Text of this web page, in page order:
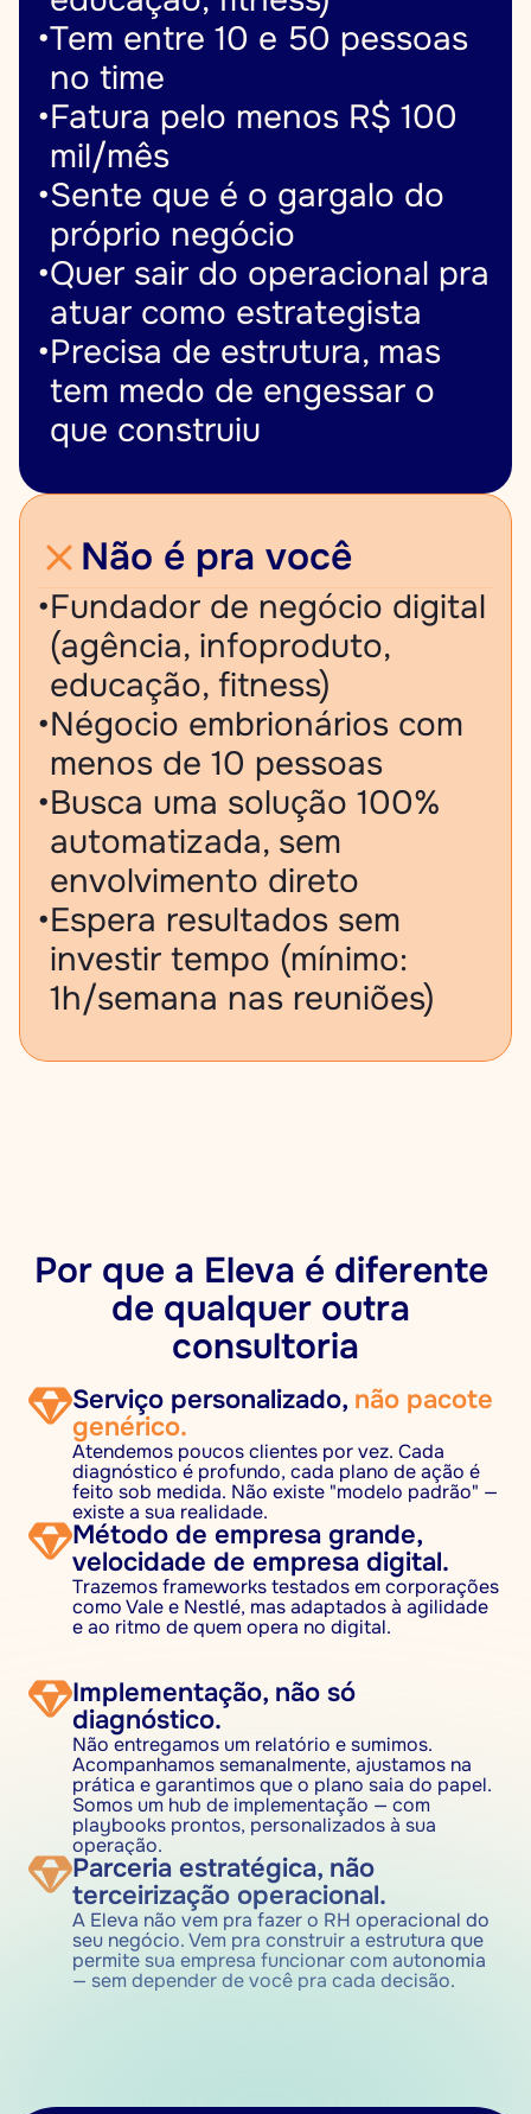
•Tem entre 10 e 50 pessoas
no time
•Fatura pelo menos R$ 100
mil/mês
•Sente que é o gargalo do
próprio negócio
•Quer sair do operacional pra
atuar como estrategista
•Precisa de estrutura, mas
tem medo de engessar o
que construiu
Não é pra você
•Fundador de negócio digital
(agência, infoproduto,
educação, fitness)
•Négocio embrionários com
menos de 10 pessoas
•Busca uma solução 100%
automatizada, sem
envolvimento direto
•Espera resultados sem
investir tempo (mínimo:
1h/semana nas reuniões)
Por que a Eleva é diferente
de qualquer outra
consultoria
Serviço personalizado, não pacote
genérico.
Atendemos poucos clientes por vez. Cada
diagnóstico é profundo, cada plano de ação é
feito sob medida. Não existe "modelo padrão" —
existe a sua realidade.
Método de empresa grande,
velocidade de empresa digital.
Trazemos frameworks testados em corporações
como Vale e Nestlé, mas adaptados à agilidade
e ao ritmo de quem opera no digital.
Implementação, não só
diagnóstico.
Não entregamos um relatório e sumimos.
Acompanhamos semanalmente, ajustamos na
prática e garantimos que o plano saia do papel.
Somos um hub de implementação — com
playbooks prontos, personalizados à sua
operação.
Parceria estratégica, não
terceirização operacional.
A Eleva não vem pra fazer o RH operacional do
seu negócio. Vem pra construir a estrutura que
permite sua empresa funcionar com autonomia
— sem depender de você pra cada decisão.